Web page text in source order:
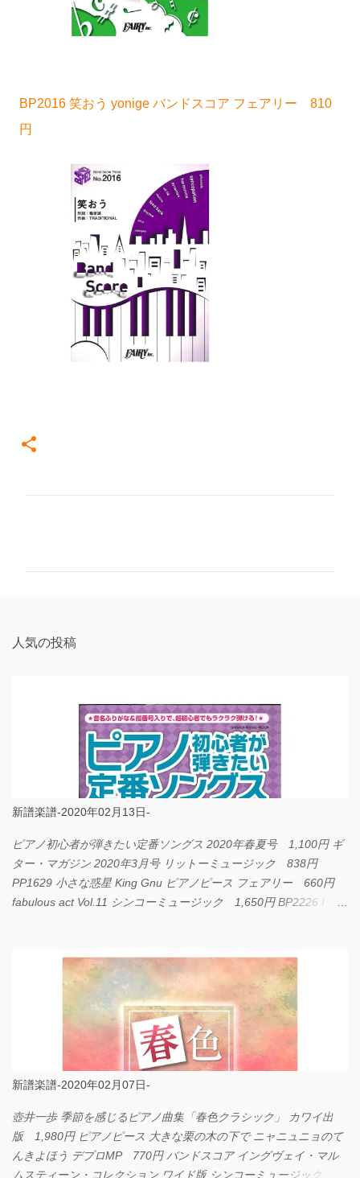
BP2016 笑おう yonige バンドスコア フェアリー 810
円
人気の投稿
新譜楽譜-2020年02月13日-
ピアノ初心者が弾きたい定番ソングス 2020年春夏号 1,100円 ギ
ター・マガジン 2020年3月号 リットーミュージック 838円
PP1629 小さな惑星 King Gnu ピアノピース フェアリー 660円
fabulous act Vol.11 シンコーミュージック 1,650円 BP2226 I
新譜楽譜-2020年02月07日-
壺井一歩 季節を感じるピアノ曲集「春色クラシック」 カワイ出
版 1,980円 ピアノピース 大きな栗の木の下で ニャニュニョのて
んきよほう デプロMP 770円 バンドスコア イングヴェイ・マル
ムスティーン・コレクション ワイド版 シンコーミュージック